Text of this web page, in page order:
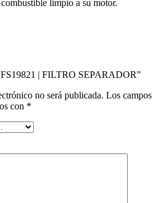
limpio a su motor.
| FILTRO SEPARADOR”
no será publicada. Los campos
con *